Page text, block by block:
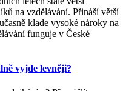
na vzdělávání. Přináší větší
klade vysoké nároky na
funguje v České
vyjde levněji?